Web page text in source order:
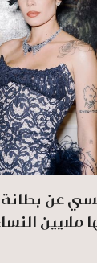
عن بطانة
ملايين